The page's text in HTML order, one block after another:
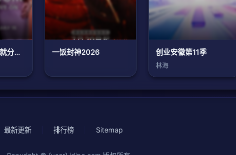
最后通牒：不结就分第四季 一饭封神2026 创业安徽第11季
林海
最新更新 排行榜 Sitemap